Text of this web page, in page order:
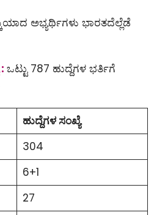
ಅಭ್ಯರ್ಥಿಗಳು ಭಾರತದೆಲ್ಲೆಡೆ
ಒಟ್ಟು 787 ಹುದ್ದೆಗಳ ಭರ್ತಿಗೆ
ಹುದ್ದೆಗಳ ಸಂಖ್ಯೆ
304
6+1
27